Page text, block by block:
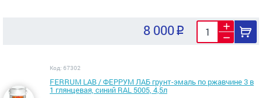
8 000
Код: 67302
FERRUM LAB / ФЕРРУМ ЛАБ грунт-эмаль по ржавчине 3 в
1 глянцевая, синий RAL 5005, 4,5л